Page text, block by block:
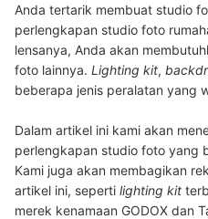
Anda tertarik membuat studio
perlengkapan studio foto
lensanya, Anda akan
foto lainnya. Lighting kit,
beberapa jenis peralatan yang
Dalam artikel ini kami akan
perlengkapan studio foto yang
Kami juga akan membagikan
artikel ini, seperti lighting kit
merek kenamaan GODOX dan